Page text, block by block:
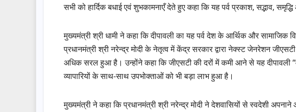
सभी को हार्दिक बधाई एवं शुभकामनाएँ देते हुए कहा कि यह पर्व प्रकाश, सद्भाव,
मुख्यमंत्री श्री धामी ने कहा कि दीपावली का यह पर्व देश के आर्थिक और सामाजिक
प्रधानमंत्री श्री नरेन्द्र मोदी के नेतृत्व में केंद्र सरकार द्वारा नेक्स्ट जेनरेशन
अधिक सरल हुआ है। उन्होंने कहा कि जीएसटी की दरों में कमी आने से यह दीपावली
व्यापारियों के साथ-साथ उपभोक्ताओं को भी बड़ा लाभ हुआ है।
मुख्यमंत्री ने कहा कि प्रधानमंत्री श्री नरेन्द्र मोदी ने देशवासियों से स्वदेशी